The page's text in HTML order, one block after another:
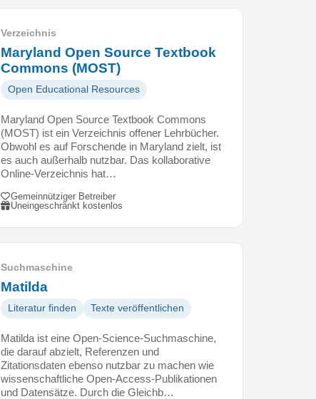
Verzeichnis
Maryland Open Source Textbook
Commons (MOST)
Open Educational Resources
Maryland Open Source Textbook Commons
(MOST) ist ein Verzeichnis offener Lehrbücher.
Obwohl es auf Forschende in Maryland zielt, ist
es auch außerhalb nutzbar. Das kollaborative
Online-Verzeichnis hat…
Gemeinnütziger Betreiber
Uneingeschränkt kostenlos
Suchmaschine
Matilda
Literatur finden Texte veröffentlichen
Matilda ist eine Open-Science-Suchmaschine,
die darauf abzielt, Referenzen und
Zitationsdaten ebenso nutzbar zu machen wie
wissenschaftliche Open-Access-Publikationen
und Datensätze. Durch die Gleichb…